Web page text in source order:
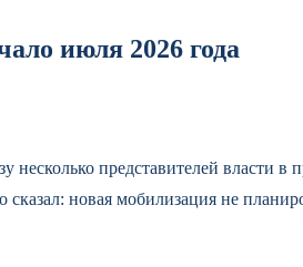
июля 2026 года
представителей власти
новая мобилизация не